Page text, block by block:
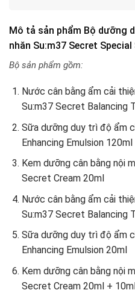
Mô tả sản phẩm Bộ dưỡng
nhăn Su:m37 Secret Special
Bộ sản phẩm gồm:
Nước cân bằng ẩm cải
Su:m37 Secret Balancing
Sữa dưỡng duy trì độ ẩm
Enhancing Emulsion 120ml
Kem dưỡng cân bằng nội
Secret Cream 20ml
Nước cân bằng ẩm cải
Su:m37 Secret Balancing
Sữa dưỡng duy trì độ ẩm
Enhancing Emulsion 20ml
Kem dưỡng cân bằng nội
Secret Cream 20ml +